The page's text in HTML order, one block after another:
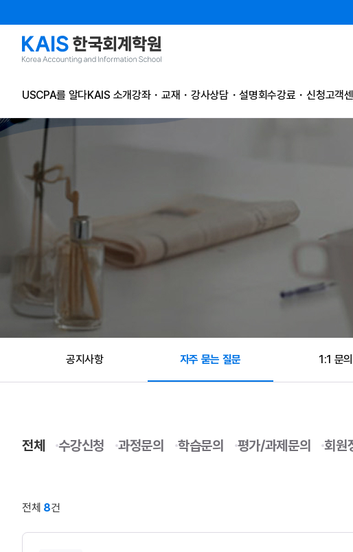
USCPA를 알다KAIS 소개강좌・교재・강사상담・설명회수강료・신청고객
공지사항 자주 묻는 질문 1:1 문의
전체 수강신청 과정문의 학습문의 평가/과제문의 회원
전체 8건